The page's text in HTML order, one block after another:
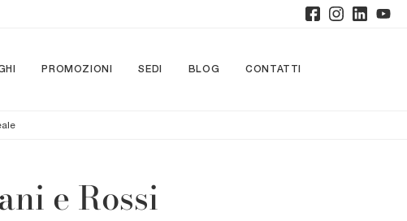
PROMOZIONI SEDI BLOG CONTATTI
e Rossi